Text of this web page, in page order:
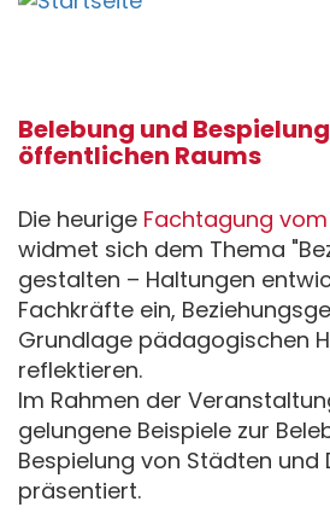
Direkt
Belebung und
öffentlichen Raums
Die heurige Fachtagung
widmet sich dem Thema
gestalten – Haltungen
Fachkräfte ein,
Grundlage pädagogischen
reflektieren.
Im Rahmen der
gelungene Beispiele zur
Bespielung von Städten und
präsentiert.